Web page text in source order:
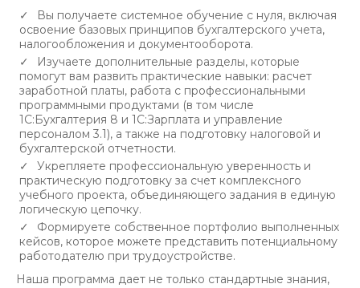
Вы получаете системное обучение с нуля, включая
освоение базовых принципов бухгалтерского учета,
налогообложения и документооборота.
Изучаете дополнительные разделы, которые
помогут вам развить практические навыки: расчет
заработной платы, работа с профессиональными
программными продуктами (в том числе
1С:Бухгалтерия 8 и 1С:Зарплата и управление
персоналом 3.1), а также на подготовку налоговой и
бухгалтерской отчетности.
Укрепляете профессиональную уверенность и
практическую подготовку за счет комплексного
учебного проекта, объединяющего задания в единую
логическую цепочку.
Формируете собственное портфолио выполненных
кейсов, которое можете представить потенциальному
работодателю при трудоустройстве.
Наша программа дает не только стандартные знания,